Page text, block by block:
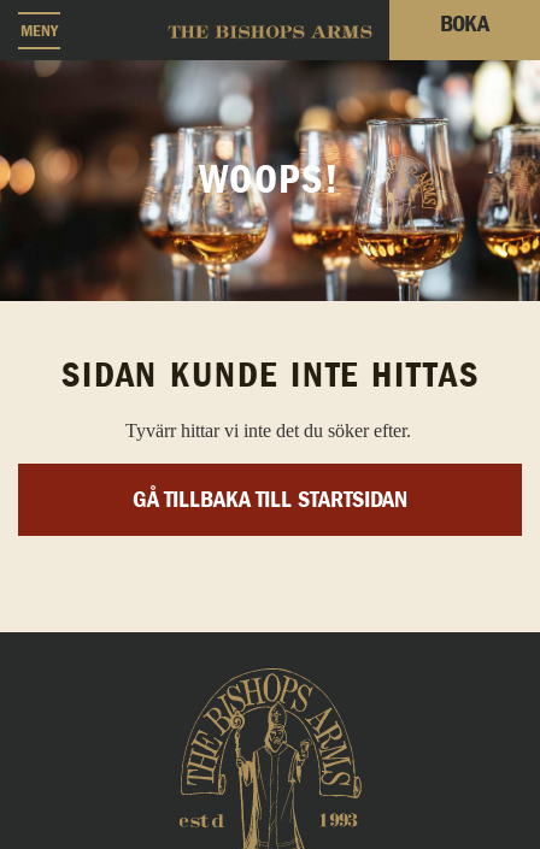
MENY BOKA
WOOPS!
SIDAN KUNDE INTE HITTAS
Tyvärr hittar vi inte det du söker efter.
GÅ TILLBAKA TILL STARTSIDAN